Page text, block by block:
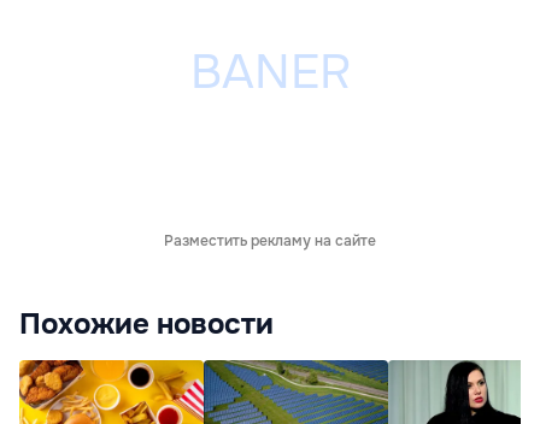
Разместить рекламу на сайте
Похожие новости